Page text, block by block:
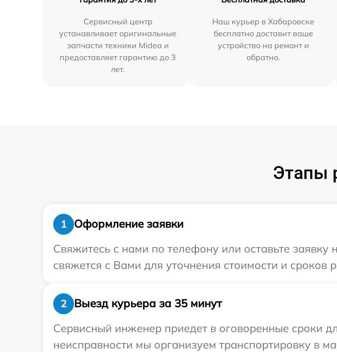
Сервисный центр
устанавливает оригинальные
запчасти техники Midea и
предоставляет гарантию до 3
лет.
Наш курьер в Хабаровске
бесплатно доставит ваше
устройство на ремонт и
обратно.
Этапы
1
Оформление заявки
Свяжитесь с нами по телефону или оставьте
свяжется с Вами для уточнения стоимости и сроков
2
Выезд курьера за 35 минут
Сервисный инженер приедет в оговоренные сроки
неисправности мы организуем транспортировку в